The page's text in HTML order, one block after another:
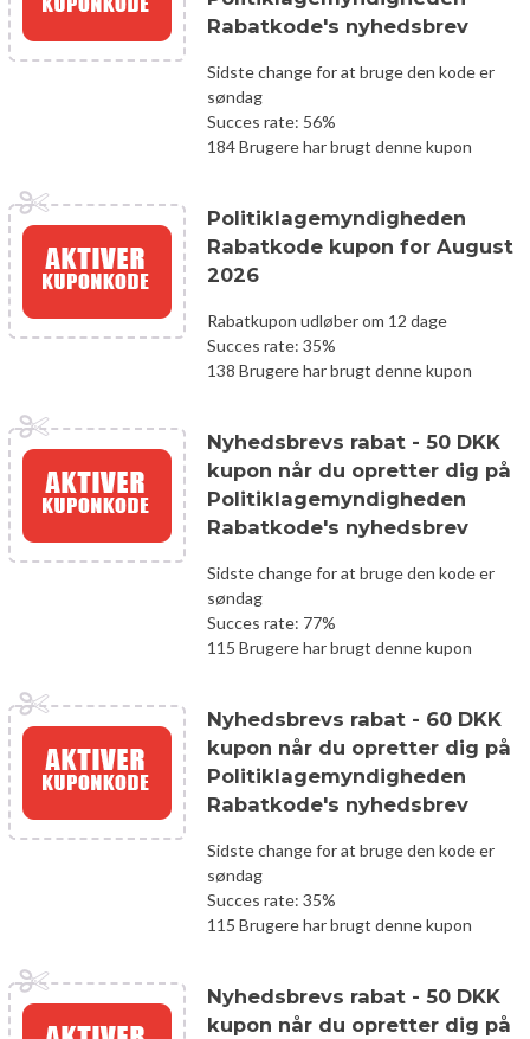
Rabatkode's nyhedsbrev
Sidste change for at bruge den kode er
søndag
Succes rate: 56%
184 Brugere har brugt denne kupon
Politiklagemyndigheden
Rabatkode kupon for August
2026
Rabatkupon udløber om 12 dage
Succes rate: 35%
138 Brugere har brugt denne kupon
Nyhedsbrevs rabat - 50 DKK
kupon når du opretter dig på
Politiklagemyndigheden
Rabatkode's nyhedsbrev
Sidste change for at bruge den kode er
søndag
Succes rate: 77%
115 Brugere har brugt denne kupon
Nyhedsbrevs rabat - 60 DKK
kupon når du opretter dig på
Politiklagemyndigheden
Rabatkode's nyhedsbrev
Sidste change for at bruge den kode er
søndag
Succes rate: 35%
115 Brugere har brugt denne kupon
Nyhedsbrevs rabat - 50 DKK
kupon når du opretter dig på